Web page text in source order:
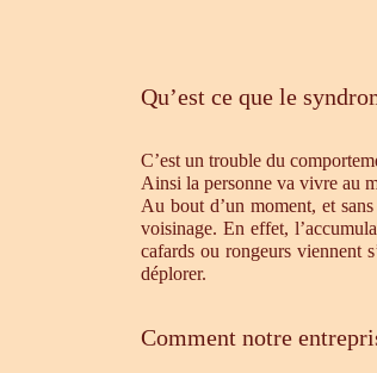
Qu’est ce que le
C’est un trouble du
Ainsi la personne va vivre au
Au bout d’un moment, et
voisinage. En effet,
cafards ou rongeurs viennent
déplorer.
Comment notre